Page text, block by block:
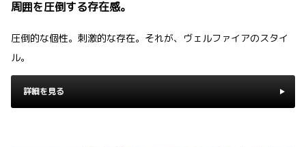
周囲を圧倒する存在感。
圧倒的な個性。刺激的な存在。それが、ヴェルファイアのスタイ
ル。
詳細を見る